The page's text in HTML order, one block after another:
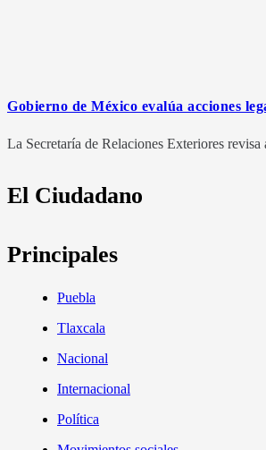
Gobierno de México evalúa acciones
La Secretaría de Relaciones Exteriores
El Ciudadano
Principales
Puebla
Tlaxcala
Nacional
Internacional
Política